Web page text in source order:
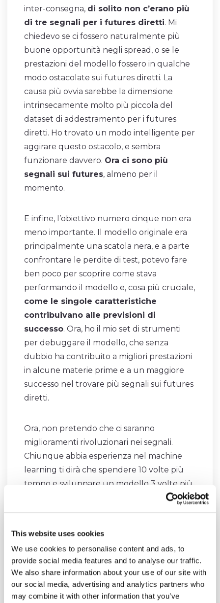
This website uses cookies
We use cookies to personalise content and ads, to
provide social media features and to analyse our traffic.
We also share information about your use of our site with
our social media, advertising and analytics partners who
may combine it with other information that you’ve
inter-consegna, di solito non c’erano più
di tre segnali per i futures diretti. Mi
chiedevo se ci fossero naturalmente più
buone opportunità negli spread, o se le
prestazioni del modello fossero in qualche
modo ostacolate sui futures diretti. La
causa più ovvia sarebbe la dimensione
intrinsecamente molto più piccola del
dataset di addestramento per i futures
diretti. Ho trovato un modo intelligente per
aggirare questo ostacolo, e sembra
funzionare davvero. Ora ci sono più
segnali sui futures, almeno per il
momento.
E infine, l’obiettivo numero cinque non era
meno importante. Il modello originale era
principalmente una scatola nera, e a parte
confrontare le perdite di test, potevo fare
ben poco per scoprire come stava
performando il modello e, cosa più cruciale,
come le singole caratteristiche
contribuivano alle previsioni di
successo. Ora, ho il mio set di strumenti
per debuggare il modello, che senza
dubbio ha contribuito a migliori prestazioni
in alcune materie prime e a un maggiore
successo nel trovare più segnali sui futures
diretti.
Ora, non pretendo che ci saranno
miglioramenti rivoluzionari nei segnali.
Chiunque abbia esperienza nel machine
learning ti dirà che spendere 10 volte più
tempo e sviluppare un modello 3 volte più
capace di solito porta a un miglioramento
del 10% – 20% nella qualità delle previsioni.
sicuramente molti miglioramenti, ma non
aspettatevi miracoli.Prevedere i mercati è
difficile, e non è un caso che non abbia
visto segnali del genere da nessun’altra
parte.